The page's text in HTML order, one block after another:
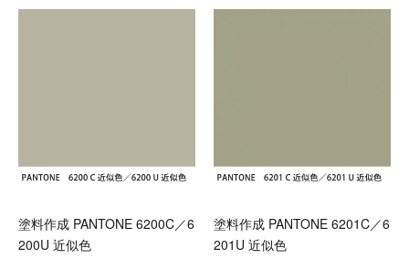
塗料作成 PANTONE 6200C／6
200U 近似色
塗料作成 PANTONE 6201C／6
201U 近似色